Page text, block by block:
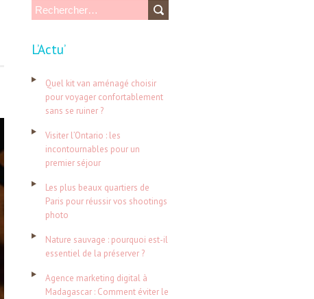
c
:
L’Actu’
Quel kit van aménagé choisir
pour voyager confortablement
sans se ruiner ?
Visiter l’Ontario : les
incontournables pour un
premier séjour
Les plus beaux quartiers de
Paris pour réussir vos shootings
photo
Nature sauvage : pourquoi est-il
essentiel de la préserver ?
Agence marketing digital à
Madagascar : Comment éviter le